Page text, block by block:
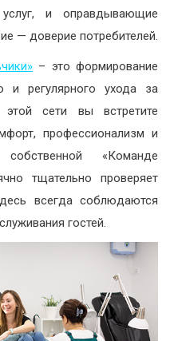
и оправдывающие
— доверие потребителей.
– это формирование
и регулярного ухода за
сети вы встретите
профессионализм и
собственной «Команде
тщательно проверяет
всегда соблюдаются
гостей.